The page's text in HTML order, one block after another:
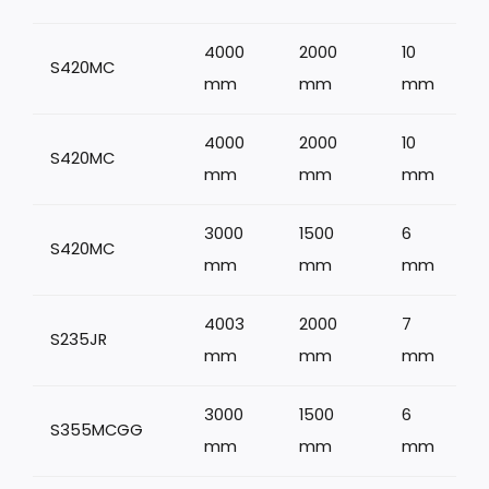
S420MC
4000
mm
2000
mm
10
mm
S420MC
4000
mm
2000
mm
10
mm
S420MC
3000
mm
1500
mm
6
mm
S235JR
4003
mm
2000
mm
7
mm
S355MCGG
3000
mm
1500
mm
6
mm